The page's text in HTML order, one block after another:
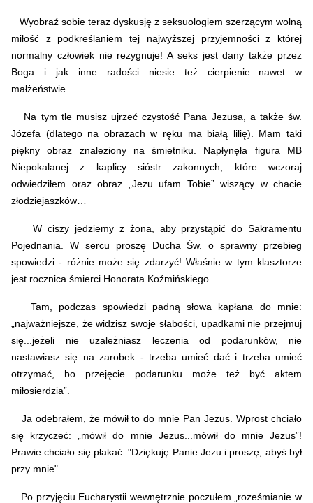
Wyobraź sobie teraz dyskusję z seksuologiem szerzącym wolną
miłość z podkreślaniem tej najwyższej przyjemności z której
normalny człowiek nie rezygnuje! A seks jest dany także przez
Boga i jak inne radości niesie też cierpienie...nawet w
małżeństwie.
Na tym tle musisz ujrzeć czystość Pana Jezusa, a także św.
Józefa (dlatego na obrazach w ręku ma białą lilię). Mam taki
piękny obraz znaleziony na śmietniku. Napłynęła figura MB
Niepokalanej z kaplicy sióstr zakonnych, które wczoraj
odwiedziłem oraz obraz „Jezu ufam Tobie” wiszący w chacie
złodziejaszków…
W ciszy jedziemy z żona, aby przystąpić do Sakramentu
Pojednania. W sercu proszę Ducha Św. o sprawny przebieg
spowiedzi - różnie może się zdarzyć! Właśnie w tym klasztorze
jest rocznica śmierci Honorata Koźmińskiego.
Tam, podczas spowiedzi padną słowa kapłana do mnie:
„najważniejsze, że widzisz swoje słabości, upadkami nie przejmuj
się...jeżeli nie uzależniasz leczenia od podarunków, nie
nastawiasz się na zarobek - trzeba umieć dać i trzeba umieć
otrzymać, bo przejęcie podarunku może też być aktem
miłosierdzia”.
Ja odebrałem, że mówił to do mnie Pan Jezus. Wprost chciało
się krzyczeć: „mówił do mnie Jezus...mówił do mnie Jezus”!
Prawie chciało się płakać: "Dziękuję Panie Jezu i proszę, abyś był
przy mnie".
Po przyjęciu Eucharystii wewnętrznie poczułem „roześmianie w